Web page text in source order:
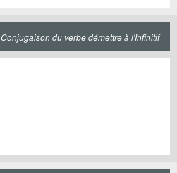
Conjugaison du verbe démettre à l'Infinitif